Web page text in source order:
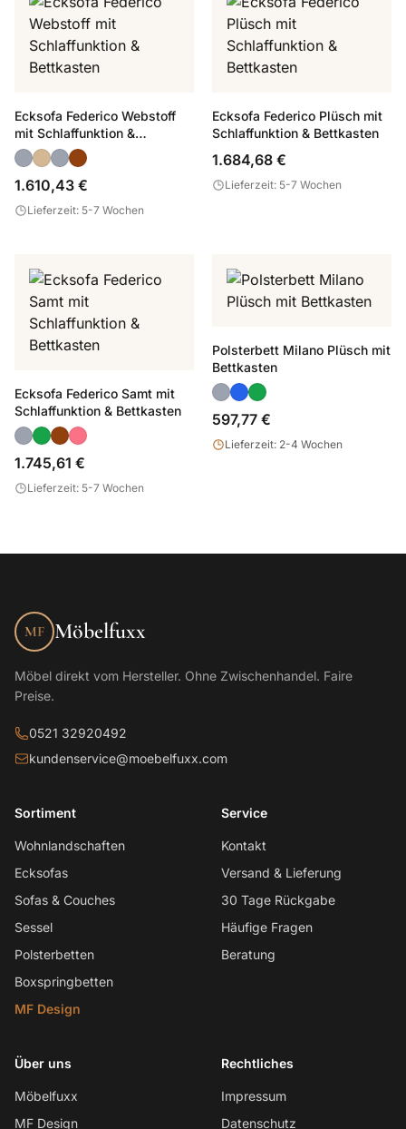
Ecksofa Federico Webstoff
mit Schlaffunktion &
Bettkasten
1.610,43 €
Lieferzeit: 5-7 Wochen
Ecksofa Federico Plüsch mit
Schlaffunktion & Bettkasten
1.684,68 €
Lieferzeit: 5-7 Wochen
Ecksofa Federico Samt mit
Schlaffunktion & Bettkasten
1.745,61 €
Lieferzeit: 5-7 Wochen
Polsterbett Milano Plüsch mit
Bettkasten
597,77 €
Lieferzeit: 2-4 Wochen
MF Möbelfuxx
Möbel direkt vom Hersteller. Ohne Zwischenhandel. Faire
Preise.
0521 32920492
kundenservice@moebelfuxx.com
Sortiment
Wohnlandschaften
Ecksofas
Sofas & Couches
Sessel
Polsterbetten
Boxspringbetten
MF Design
Service
Kontakt
Versand & Lieferung
30 Tage Rückgabe
Häufige Fragen
Beratung
Über uns
Möbelfuxx
MF Design
Rechtliches
Impressum
Datenschutz